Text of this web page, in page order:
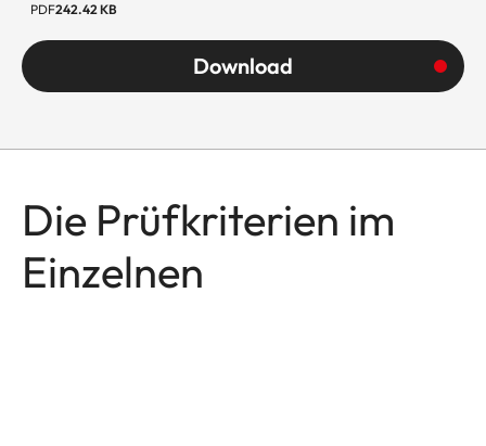
PDF242.42 KB
Download
Die Prüfkriterien im
Einzelnen